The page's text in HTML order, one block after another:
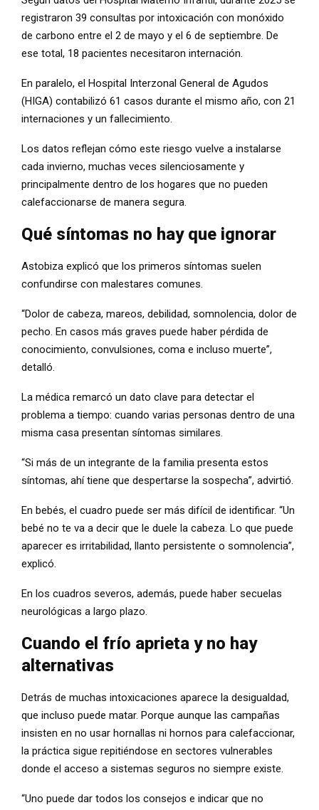
registraron 39 consultas por intoxicación con monóxido
de carbono entre el 2 de mayo y el 6 de septiembre. De
ese total, 18 pacientes necesitaron internación.
En paralelo, el Hospital Interzonal General de Agudos
(HIGA) contabilizó 61 casos durante el mismo año, con 21
internaciones y un fallecimiento.
Los datos reflejan cómo este riesgo vuelve a instalarse
cada invierno, muchas veces silenciosamente y
principalmente dentro de los hogares que no pueden
calefaccionarse de manera segura.
Qué síntomas no hay que ignorar
Astobiza explicó que los primeros síntomas suelen
confundirse con malestares comunes.
“Dolor de cabeza, mareos, debilidad, somnolencia, dolor de
pecho. En casos más graves puede haber pérdida de
conocimiento, convulsiones, coma e incluso muerte”,
detalló.
La médica remarcó un dato clave para detectar el
problema a tiempo: cuando varias personas dentro de una
misma casa presentan síntomas similares.
“Si más de un integrante de la familia presenta estos
síntomas, ahí tiene que despertarse la sospecha”, advirtió.
En bebés, el cuadro puede ser más difícil de identificar. “Un
bebé no te va a decir que le duele la cabeza. Lo que puede
aparecer es irritabilidad, llanto persistente o somnolencia”,
explicó.
En los cuadros severos, además, puede haber secuelas
neurológicas a largo plazo.
Cuando el frío aprieta y no hay
alternativas
Detrás de muchas intoxicaciones aparece la desigualdad,
que incluso puede matar. Porque aunque las campañas
insisten en no usar hornallas ni hornos para calefaccionar,
la práctica sigue repitiéndose en sectores vulnerables
donde el acceso a sistemas seguros no siempre existe.
“Uno puede dar todos los consejos e indicar que no